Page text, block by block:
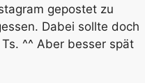
gepostet zu
Dabei sollte doch
^^ Aber besser spät